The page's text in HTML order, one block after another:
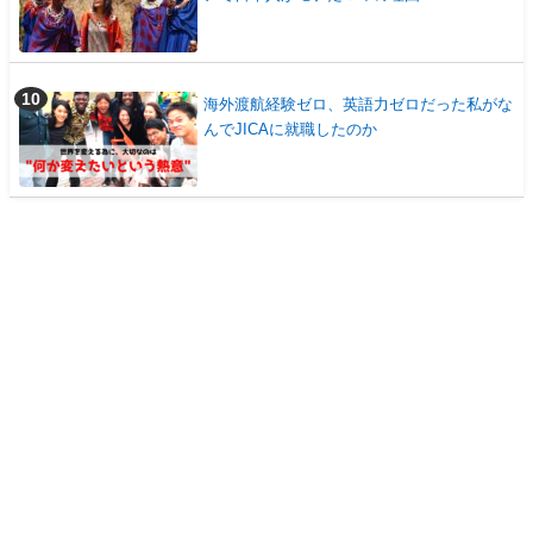
海外渡航経験ゼロ、英語力ゼロだった私がな
んでJICAに就職したのか